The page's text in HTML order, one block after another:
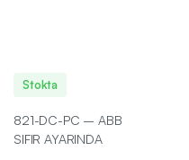
Stokta
821-DC-PC – ABB
SIFIR AYARINDA